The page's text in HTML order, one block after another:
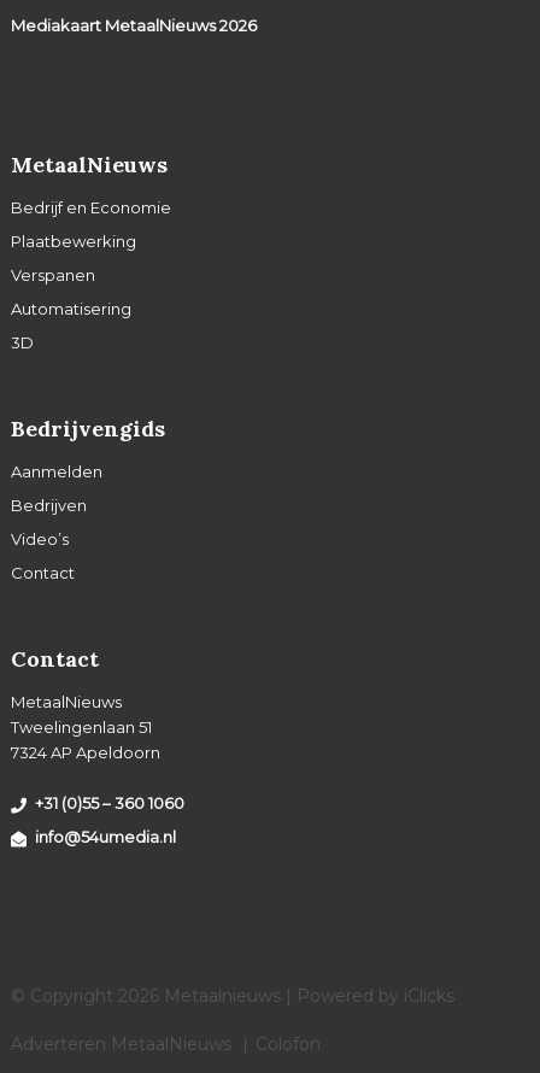
Mediakaart MetaalNieuws2026
MetaalNieuws
Bedrijf en Economie
Plaatbewerking
Verspanen
Automatisering
3D
Bedrijvengids
Aanmelden
Bedrijven
Video’s
Contact
Contact
MetaalNieuws
Tweelingenlaan 51
7324 AP Apeldoorn
+31 (0)55 – 360 1060
info@54umedia.nl
© Copyright 2026 Metaalnieuws | Powered by iClicks
Adverteren MetaalNieuws Colofon